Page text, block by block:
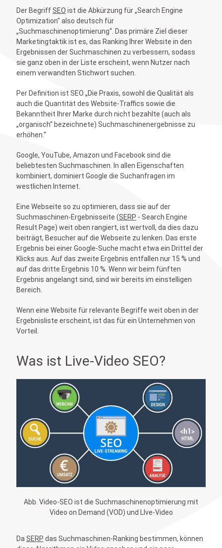
Der Begriff SEO ist die Abkürzung für „Search Engine
Optimization" also deutsch für
„Suchmaschinenoptimierung“. Das primäre Ziel dieser
Marketingtaktik ist es, das Ranking Ihrer Website in den
Ergebnissen der Suchmaschinen zu verbessern, sodass
sie ganz oben in der Liste erscheint, wenn Nutzer nach
einem verwandten Stichwort suchen.
Per Definition ist SEO „Die Praxis, sowohl die Qualität als
auch die Quantität des Website-Traffics sowie die
Bekanntheit Ihrer Marke durch nicht bezahlte (auch als
„organisch“ bezeichnete) Suchmaschinenergebnisse zu
erhöhen.“
Google, YouTube, Amazon und Facebook sind die
beliebtesten Suchmaschinen. In allen Eigenschaften
kombiniert, dominiert Google die Suchanfragen im
westlichen Internet.
Eine Webseite so zu optimieren, dass sie auf der
Suchmaschinen-Ergebnisseite (SERP - Search Engine
Result Page) weit oben rangiert, ist wertvoll, da dies dazu
beiträgt, Besucher auf die Webseite zu lenken. Das erste
Ergebnis bei einer Google-Suche macht etwa ein Drittel der
Klicks aus. Auf das zweite Ergebnis entfallen nur 15 % und
auf das dritte Ergebnis 10 %. Wenn wir beim fünften
Ergebnis angelangt sind, sind wir bereits im einstelligen
Bereich.
Wenn eine Website für relevante Begriffe weit oben in der
Ergebnisliste erscheint, ist das für ein Unternehmen von
Vorteil.
Was ist Live-Video SEO?
Abb. Video-SEO ist die Suchmaschinenoptimierung mit
Video on Demand (VOD) und LIve-Video
Da SERP das Suchmaschinen-Ranking bestimmen, können